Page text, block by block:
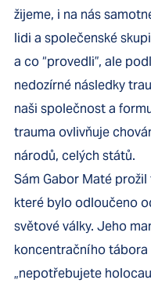
žijeme, i na nás
lidi a společenské
a co “provedli”, ale
nedozírné následky
naši společnost a
trauma ovlivňuje
národů, celých států.
Sám Gabor Maté
které bylo odloučeno
světové války. Jeho
koncentračního tábora
„nepotřebujete